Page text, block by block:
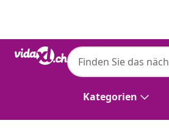
Kategorien